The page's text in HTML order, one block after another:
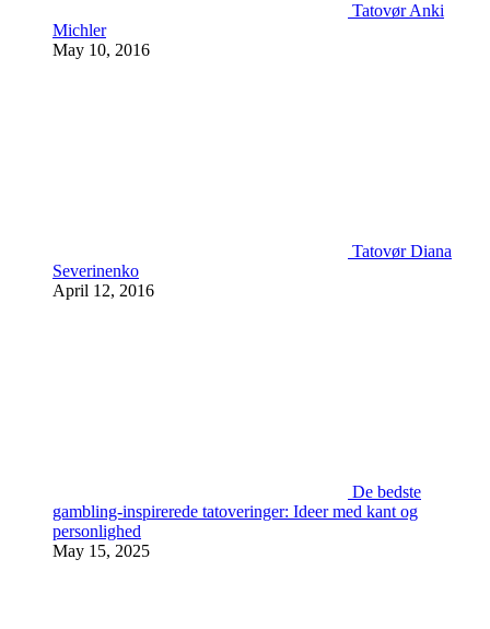
Tatovør Anki
Michler
May 10, 2016
Tatovør Diana
Severinenko
April 12, 2016
De bedste
gambling-inspirerede tatoveringer: Ideer med kant og
personlighed
May 15, 2025